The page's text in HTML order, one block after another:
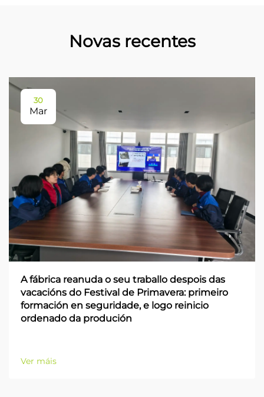
Novas recentes
30
Mar
A fábrica reanuda o seu traballo despois das
vacacións do Festival de Primavera: primeiro
formación en seguridade, e logo reinicio
ordenado da produción
Ver máis